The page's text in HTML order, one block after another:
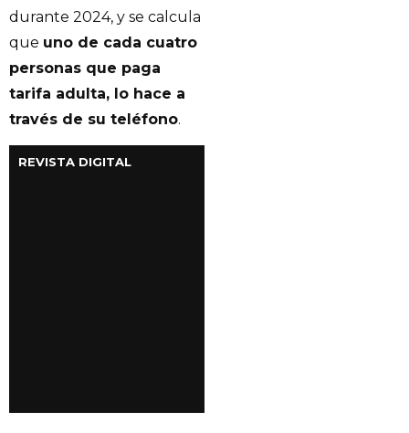
durante 2024, y se calcula
que uno de cada cuatro
personas que paga
tarifa adulta, lo hace a
través de su teléfono.
REVISTA DIGITAL